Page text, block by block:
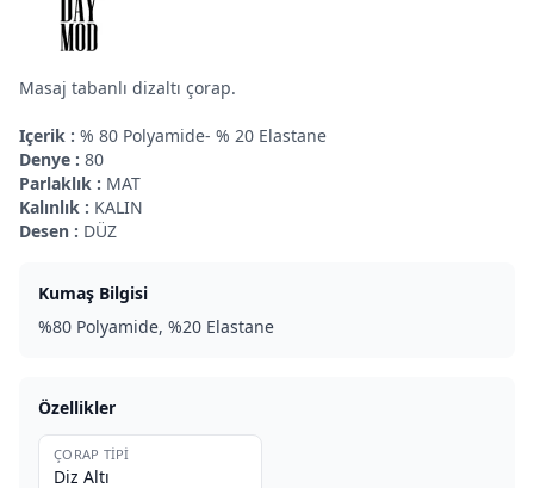
Masaj tabanlı dizaltı çorap.
Içerik : % 80 Polyamide- % 20 Elastane
Denye : 80
Parlaklık : MAT
Kalınlık : KALIN
Desen : DÜZ
Kumaş Bilgisi
%80 Polyamide, %20 Elastane
Özellikler
ÇORAP TIPI
Diz Altı